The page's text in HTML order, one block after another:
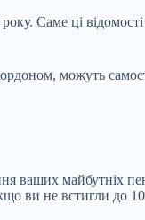
Саме ці
можуть
майбутніх
ви не встигли до